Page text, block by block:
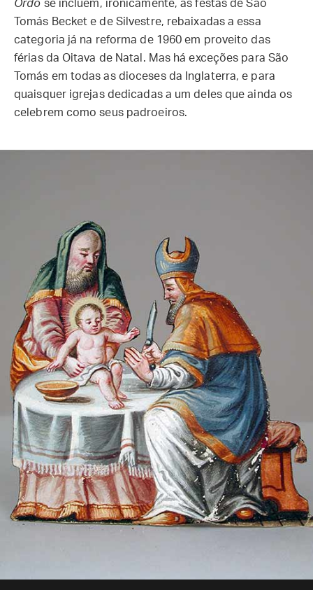
Ordo se incluem, ironicamente, as festas de São
Tomás Becket e de Silvestre, rebaixadas a essa
categoria já na reforma de 1960 em proveito das
férias da Oitava de Natal. Mas há exceções para São
Tomás em todas as dioceses da Inglaterra, e para
quaisquer igrejas dedicadas a um deles que ainda os
celebrem como seus padroeiros.